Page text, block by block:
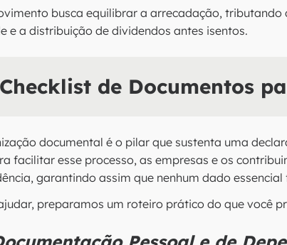
busca equilibrar a arrecadação,
e a distribuição de dividendos antes isentos.
de Documentos
documental é o pilar que sustenta uma
facilitar esse processo, as empresas e os
garantindo assim que nenhum dado
preparamos um roteiro prático do que você